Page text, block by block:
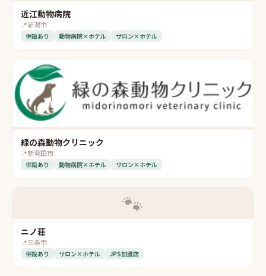
近江動物病院
📍新潟市
併設あり 動物病院×ホテル サロン×ホテル
緑の森動物クリニック
📍新発田市
併設あり 動物病院×ホテル サロン×ホテル
🐾
ニノ荘
📍三条市
併設あり サロン×ホテル JPS加盟店